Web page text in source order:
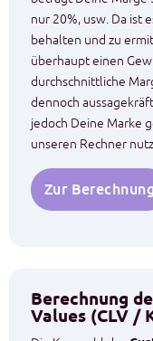
nur 20%, usw. Da ist
behalten und zu
überhaupt einen
durchschnittliche
dennoch
jedoch Deine Marke
unseren Rechner
Zur Berechnung
Berechnung
Values (CLV /